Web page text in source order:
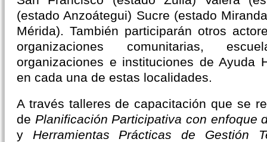
(estado Anzoátegui) Sucre (estado
Mérida). También participarán otros
organizaciones comunitarias,
organizaciones e instituciones de Ayuda
en cada una de estas localidades.
A través talleres de capacitación que se
de Planificación Participativa con enfoque
y Herramientas Prácticas de Gestión